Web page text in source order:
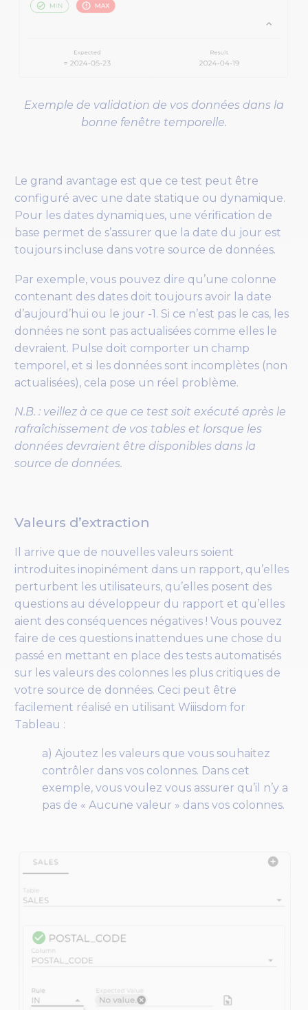
Exemple de validation de vos données dans la
bonne fenêtre temporelle.
Le grand avantage est que ce test peut être
configuré avec une date statique ou dynamique.
Pour les dates dynamiques, une vérification de
base permet de s’assurer que la date du jour est
toujours incluse dans votre source de données.
Par exemple, vous pouvez dire qu’une colonne
contenant des dates doit toujours avoir la date
d’aujourd’hui ou le jour -1. Si ce n’est pas le cas, les
données ne sont pas actualisées comme elles le
devraient. Pulse doit comporter un champ
temporel, et si les données sont incomplètes (non
actualisées), cela pose un réel problème.
N.B. : veillez à ce que ce test soit exécuté après le
rafraîchissement de vos tables et lorsque les
données devraient être disponibles dans la
source de données.
Valeurs d’extraction
Il arrive que de nouvelles valeurs soient
introduites inopinément dans un rapport, qu’elles
perturbent les utilisateurs, qu’elles posent des
questions au développeur du rapport et qu’elles
aient des conséquences négatives ! Vous pouvez
faire de ces questions inattendues une chose du
passé en mettant en place des tests automatisés
sur les valeurs des colonnes les plus critiques de
votre source de données. Ceci peut être
facilement réalisé en utilisant Wiiisdom for
Tableau :
a) Ajoutez les valeurs que vous souhaitez
contrôler dans vos colonnes. Dans cet
exemple, vous voulez vous assurer qu’il n’y a
pas de « Aucune valeur » dans vos colonnes.